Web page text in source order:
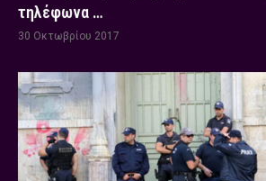
τηλέφωνα …
30 Οκτωβρίου 2017